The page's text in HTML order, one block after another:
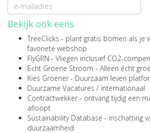
Bekijk ook eens
TreeClicks - plant gratis bomen als je
favoriete webshop
FlyGRN - Vliegen inclusief CO2-
Echt Groene Stroom - Alleen écht
Kies Groener - Duurzaam leven
Duurzame Vacatures / internationaal
Contractwekker - ontvang tijdig een
afloopt
Sustainability Database - inschatting
duurzaamheid